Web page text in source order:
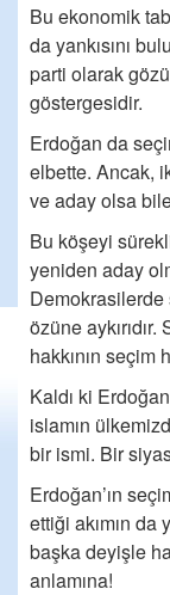
Bu ekonomik
da yankısını
parti olarak
göstergesidir.
Erdoğan da
elbette. Ancak,
ve aday olsa
Bu köşeyi
yeniden aday
Demokrasilerde
özüne
hakkının seçim
Kaldı ki
islamın
bir ismi. Bir
Erdoğan’ın
ettiği akımın
başka deyişle
anlamına!